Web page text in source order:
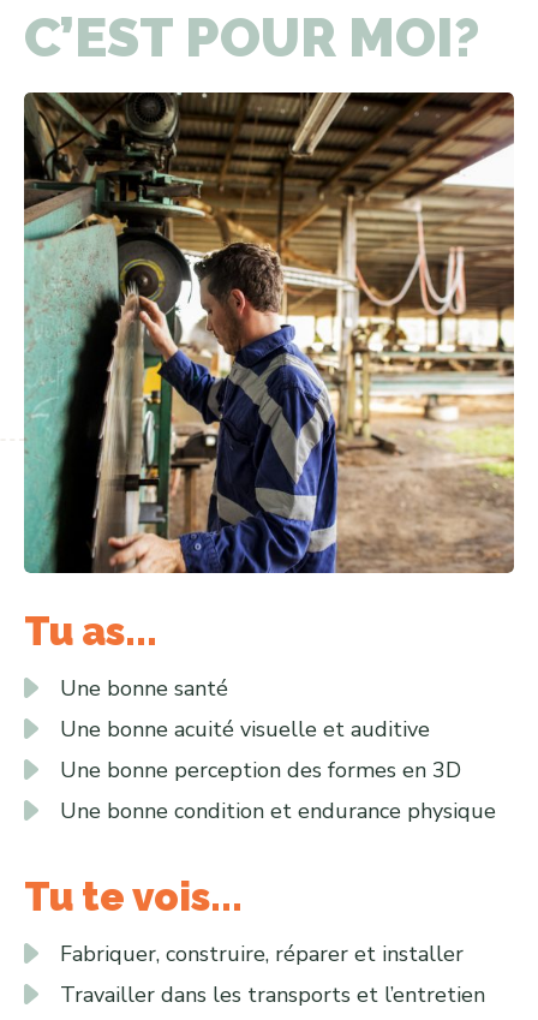
C’EST POUR MOI?
Tu as...
Une bonne santé
Une bonne acuité visuelle et auditive
Une bonne perception des formes en 3D
Une bonne condition et endurance physique
Tu te vois...
Fabriquer, construire, réparer et installer
Travailler dans les transports et l’entretien